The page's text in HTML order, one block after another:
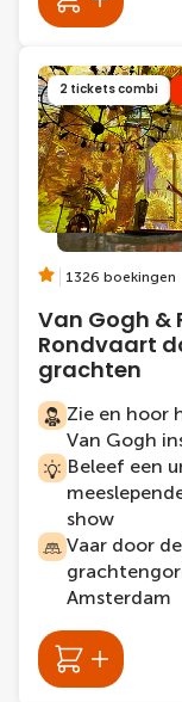
2 tickets combi
1326 boekingen
Van Gogh &
Rondvaart
grachten
Zie en hoor
Van Gogh
Beleef een
show
Vaar door
Amsterdam